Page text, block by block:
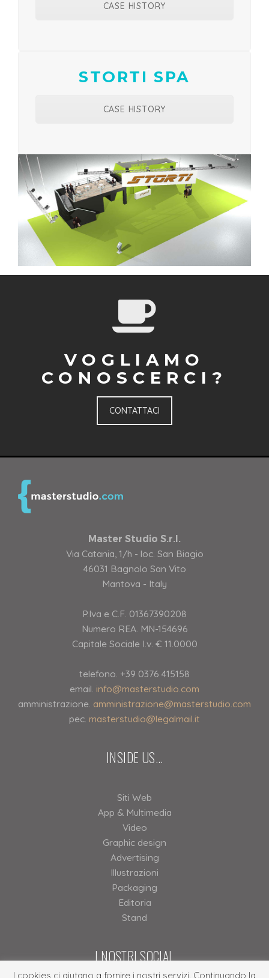
CASE HISTORY
STORTI SPA
CASE HISTORY
VOGLIAMO
CONOSCERCI?
CONTATTACI
Master Studio S.r.l.
Via Catania, 1/h - loc. San Biagio
46031 Bagnolo San Vito
Mantova - Italy
P.Iva e C.F. 01367390208
Numero REA. MN-154696
Capitale Sociale I.v. € 11.0000
telefono. +39 0376 415158
email. info@masterstudio.com
amministrazione. amministrazione@masterstudio.com
pec. masterstudio@legalmail.it
INSIDE US…
Siti Web
App & Multimedia
Video
Graphic design
Advertising
Illustrazioni
Packaging
Editoria
Stand
I NOSTRI SOCIAL
I cookies ci aiutano a fornire i nostri servizi. Continuando la